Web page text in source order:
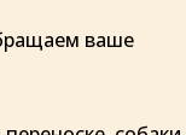
ваше